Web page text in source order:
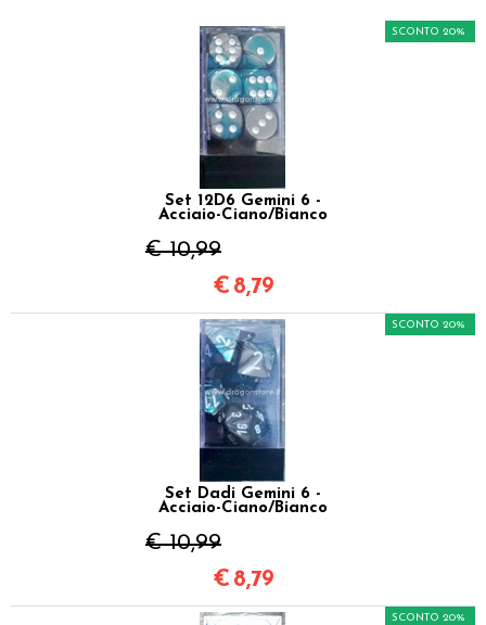
Set 12D6 Gemini 6 -
Acciaio-Ciano/Bianco
€ 10,99
SCONTO 20%
€ 8,79
Set Dadi Gemini 6 -
Acciaio-Ciano/Bianco
€ 10,99
SCONTO 20%
€ 8,79
SCONTO 20%